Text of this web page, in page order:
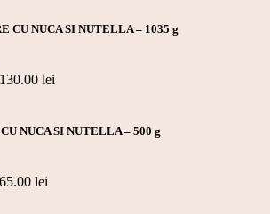
CU NUCA SI NUTELLA – 1035 g
130.00 lei
NUCA SI NUTELLA – 500 g
65.00 lei